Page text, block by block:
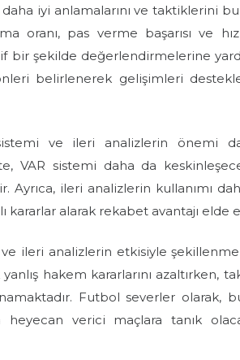
iyi anlamalarını ve taktiklerini
oranı, pas verme başarısı ve
bir şekilde değerlendirmelerine
belirlenerek gelişimleri
ve ileri analizlerin önemi
VAR sistemi daha da
ileri analizlerin kullanımı
kararlar alarak rekabet avantajı elde
ileri analizlerin etkisiyle
hakem kararlarını azaltırken,
Futbol severler olarak,
heyecan verici maçlara tanık